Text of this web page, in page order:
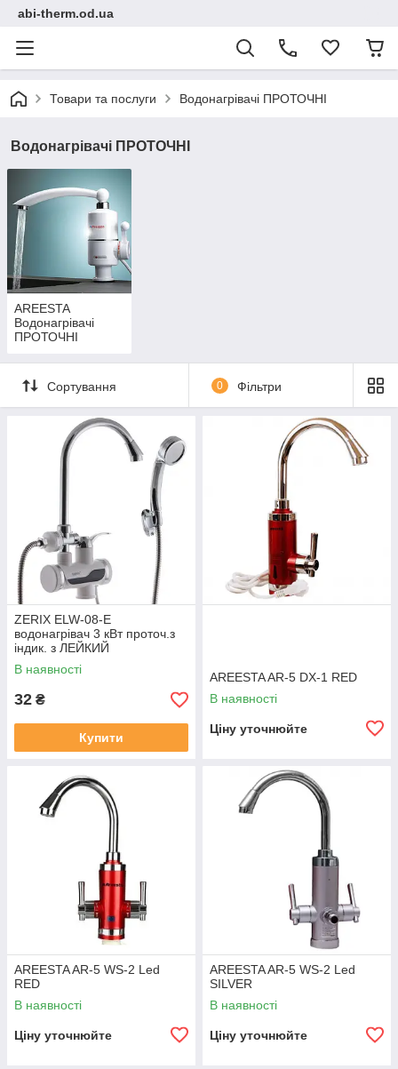
abi-therm.od.ua
Товари та послуги Водонагрівачі ПРОТОЧНІ
Водонагрівачі ПРОТОЧНІ
AREESTA
Водонагрівачі
ПРОТОЧНІ
Сортування 0 Фільтри
ZERIX ELW-08-E
водонагрівач 3 кВт проточ.з
індик. з ЛЕЙКИЙ
В наявності
32 ₴
Купити
AREESTA AR-5 DX-1 RED
В наявності
Ціну уточнюйте
AREESTA AR-5 WS-2 Led
RED
В наявності
Ціну уточнюйте
AREESTA AR-5 WS-2 Led
SILVER
В наявності
Ціну уточнюйте